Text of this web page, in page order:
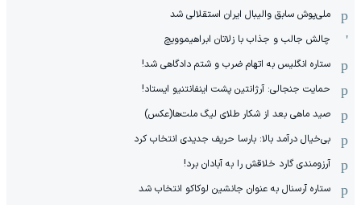
ملی‌پوش سابق والیبال ایران استقلالی شد
چالش جالب و جذاب با زلاتان ابراهیموویچ
ستاره انگلیس به اتهام ضرب و شتم دادگاهی شد!
حمایت جنجالی: آرژانتین پشت اینفانتنیو ایستاد!
صید ماهی بعد از شکار طلای لیگ ملت‌ها(عکس)
بی‌خیال درآمد بالا: بارسا حریف جدیدی انتخاب کرد
آرزومندی گارد خلاقش را به آبادان برد!
ستاره آرسنال به عنوان جانشین لوکاکو انتخاب شد